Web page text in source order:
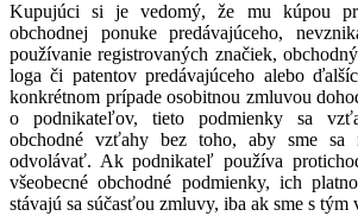
Kupujúci si je vedomý, že mu kúpou
obchodnej ponuke predávajúceho,
používanie registrovaných značiek,
loga či patentov predávajúceho alebo
konkrétnom prípade osobitnou zmluvou
o podnikateľov, tieto podmienky sa
obchodné vzťahy bez toho, aby sme sa
odvolávať. Ak podnikateľ používa
všeobecné obchodné podmienky, ich
stávajú sa súčasťou zmluvy, iba ak sme s tým